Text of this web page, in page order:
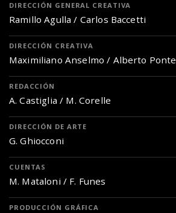
DIRECCIÓN GENERAL CREATIVA
Ramillo Agulla / Carlos Baccetti
DIRECCIÓN CREATIVA
Maximiliano Anselmo / Alberto Ponte
REDACCIÓN
A. Castiglia / M. Corelle
DIRECCIÓN DE ARTE
G. Ghiocconi
CUENTAS
M. Mataloni / F. Funes
PRODUCCIÓN GRÁFICA